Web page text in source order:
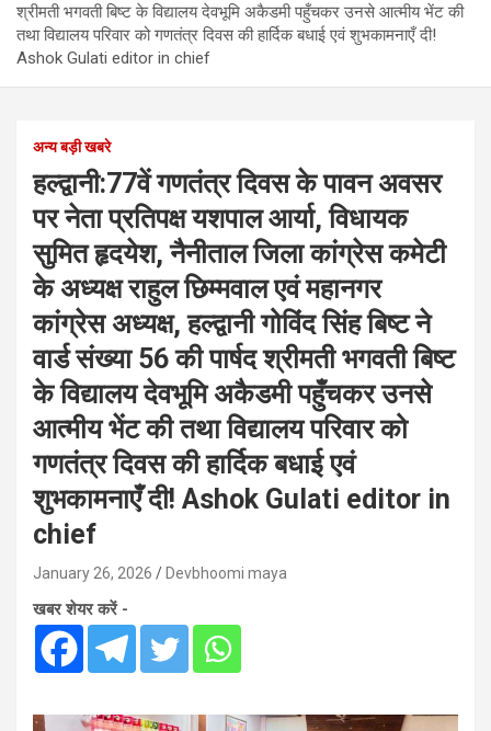
श्रीमती भगवती बिष्ट के विद्यालय देवभूमि अकैडमी पहुँचकर उनसे आत्मीय भेंट की
तथा विद्यालय परिवार को गणतंत्र दिवस की हार्दिक बधाई एवं शुभकामनाएँ दी!
Ashok Gulati editor in chief
अन्य बड़ी खबरे
हल्द्वानी:77वें गणतंत्र दिवस के पावन अवसर
पर नेता प्रतिपक्ष यशपाल आर्या, विधायक
सुमित हृदयेश, नैनीताल जिला कांग्रेस कमेटी
के अध्यक्ष राहुल छिम्मवाल एवं महानगर
कांग्रेस अध्यक्ष, हल्द्वानी गोविंद सिंह बिष्ट ने
वार्ड संख्या 56 की पार्षद श्रीमती भगवती बिष्ट
के विद्यालय देवभूमि अकैडमी पहुँचकर उनसे
आत्मीय भेंट की तथा विद्यालय परिवार को
गणतंत्र दिवस की हार्दिक बधाई एवं
शुभकामनाएँ दी! Ashok Gulati editor in
chief
January 26, 2026 Devbhoomi maya
खबर शेयर करें -